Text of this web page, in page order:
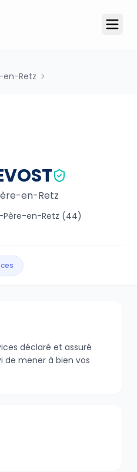
en-Retz
en-Retz
Père-en-Retz (44)
déclaré et assuré
de mener à bien vos